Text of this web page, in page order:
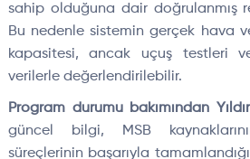
sahip olduğuna dair doğrulanmış
Bu nedenle sistemin gerçek hava
kapasitesi, ancak uçuş testleri
verilerle değerlendirilebilir.
Program durumu bakımından
güncel bilgi, MSB
süreçlerinin başarıyla